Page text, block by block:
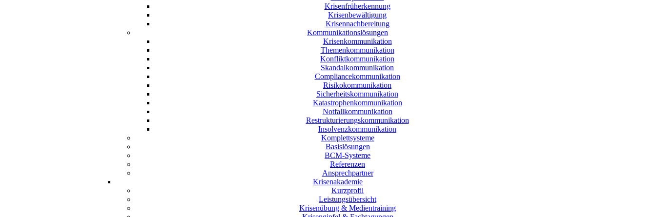
Krisenfrüherkennung
Krisenbewältigung
Krisennachbereitung
Kommunikationslösungen
Krisenkommunikation
Themenkommunikation
Konfliktkommunikation
Skandalkommunikation
Compliancekommunikation
Risikokommunikation
Sicherheitskommunikation
Katastrophenkommunikation
Notfallkommunikation
Restrukturierungskommunikation
Insolvenzkommunikation
Komplettsysteme
Basislösungen
BCM-Systeme
Referenzen
Ansprechpartner
Krisenakademie
Kurzprofil
Leistungsübersicht
Krisenübung & Medientraining